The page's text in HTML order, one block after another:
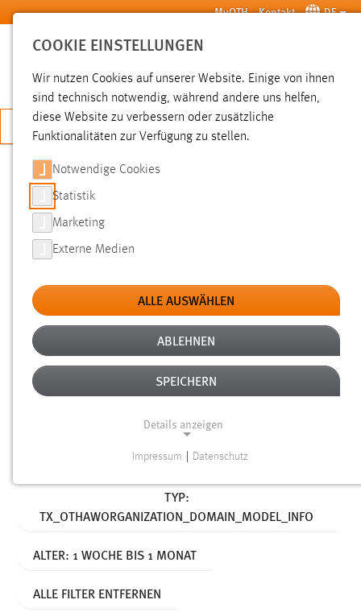
Zum Hauptinhalt springen MyOTH Kontakt DE
SUCHE
JETZT BEWERBEN
SUCHE
FILTER
Typ
Erstellungsdatum
Alter
TYP:
TX_OTHAWORGANIZATION_DOMAIN_MODEL_INFO
ALTER: 1 WOCHE BIS 1 MONAT
ALLE FILTER ENTFERNEN
COOKIE EINSTELLUNGEN
Wir nutzen Cookies auf unserer Website. Einige von ihnen
sind technisch notwendig, während andere uns helfen,
diese Website zu verbessern oder zusätzliche
Funktionalitäten zur Verfügung zu stellen.
Notwendige Cookies
Statistik
Marketing
Externe Medien
ALLE AUSWÄHLEN
ABLEHNEN
SPEICHERN
Details anzeigen
Notwendige Cookies ermöglichen grundlegende
Funktionen und sind für die einwandfreie Funktion der
Impressum Datenschutz